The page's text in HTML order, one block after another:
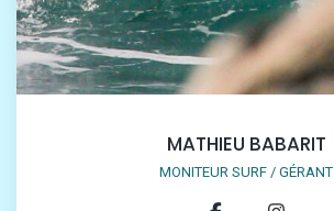
MATHIEU BABARIT
MONITEUR SURF / GÉRANT